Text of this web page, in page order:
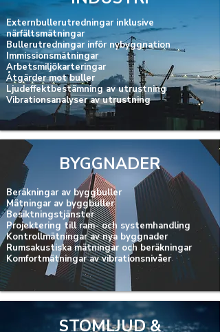
Externbullerutredningar inklusive
närfältsmätningar
Bullerutredningar inför nybyggnation
Immissionsmätningar
Arbetsmiljökarteringar
Åtgärder mot buller
Ljudeffektbestämning av utrustning
Vibrationsanalyser av utrustning
Beräkningar av byggbuller
Mätningar av byggbuller
Besiktningstjänster
Projektering till ram- och systemhandling
Kontrollmätningar av nya byggnader
Rumsakustiska mätningar och beräkningar
Komfortmätningar av vibrationsnivåer
BYGGNADER
STOMLJUD&